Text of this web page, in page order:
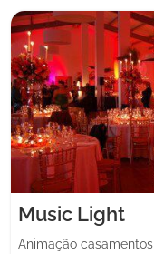
Music Light
Animação casamentos